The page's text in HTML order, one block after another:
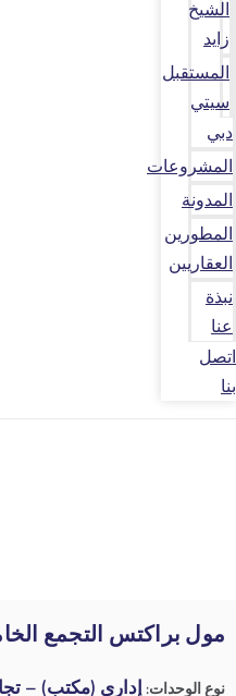
الشيخ
زايد
المستقبل
سيتي
دبي
المشروعات
المدونة
المطورين
العقاريين
نبذة
عنا
اتصل
بنا
مول براكتس التجمع
نوع الوحدات:إداري (مكتب) –